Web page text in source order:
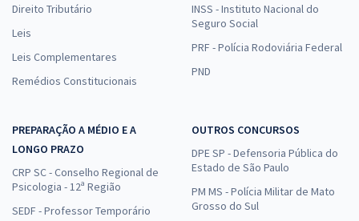
Direito Tributário
Leis
Leis Complementares
Remédios Constitucionais
INSS - Instituto Nacional do
Seguro Social
PRF - Polícia Rodoviária Federal
PND
PREPARAÇÃO A MÉDIO E A
LONGO PRAZO
CRP SC - Conselho Regional de
Psicologia - 12ª Região
SEDF - Professor Temporário
OUTROS CONCURSOS
DPE SP - Defensoria Pública do
Estado de São Paulo
PM MS - Polícia Militar de Mato
Grosso do Sul